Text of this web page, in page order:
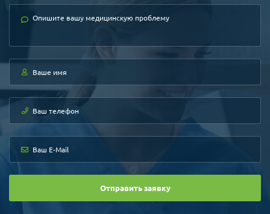
Отправить заявку